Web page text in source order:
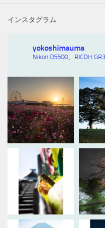
インスタグラム
yokoshimauma
Nikon D5500、RICOH